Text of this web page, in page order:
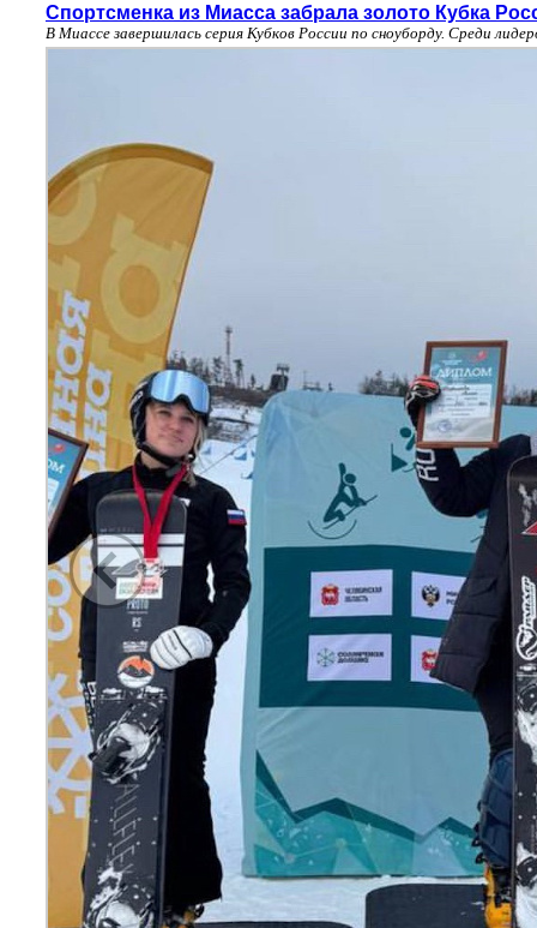
Спортсменка из Миасса забрала золото Кубка
В Миассе завершилась серия Кубков России по сноуборду. Среди